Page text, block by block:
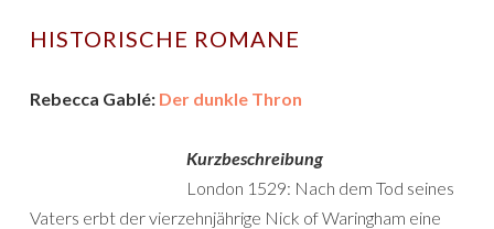
HISTORISCHE ROMANE
Rebecca Gablé: Der dunkle Thron
Kurzbeschreibung
London 1529: Nach dem Tod seines
Vaters erbt der vierzehnjährige Nick of Waringham eine